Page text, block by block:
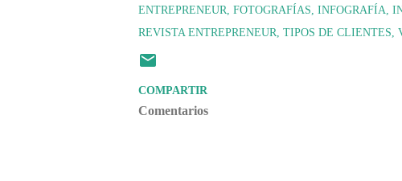
ENTREPRENEUR FOTOGRAFÍAS INFOGRAFÍA
REVISTA ENTREPRENEUR TIPOS DE CLIENTES
COMPARTIR
Comentarios